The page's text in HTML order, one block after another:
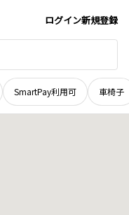
ログイン新規登録
SmartPay利用可 車椅子